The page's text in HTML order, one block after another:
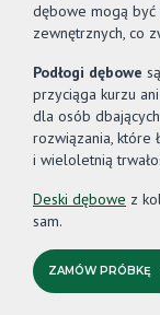
dębowe mogą być
zewnętrznych, co
Podłogi dębowe
przyciąga kurzu
dla osób
rozwiązania, które
i wieloletnią
Deski dębowe z
sam.
ZAMÓW PRÓBKĘ